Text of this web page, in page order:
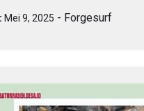
Mei 9, 2025 - Forgesurf